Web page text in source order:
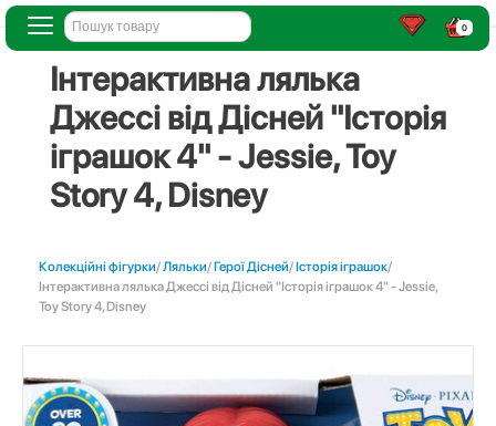
0
Інтерактивна лялька
Джессі від Дісней "Історія
іграшок 4" - Jessie, Toy
Story 4, Disney
Колекційні фігурки/Ляльки/Герої Дісней/Історія іграшок/
Інтерактивна лялька Джессі від Дісней "Історія іграшок 4" - Jessie,
Toy Story 4, Disney